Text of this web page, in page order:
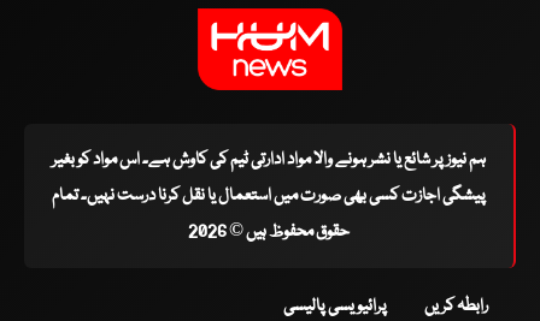
ہم نیوز پر شائع یا نشر ہونے والا مواد ادارتی ٹیم کی کاوش ہے۔ اس مواد کو بغیر
پیشگی اجازت کسی بھی صورت میں استعمال یا نقل کرنا درست نہیں۔ تمام
حقوق محفوظ ہیں © 2026
رابطہ کریں پرائیویسی پالیسی